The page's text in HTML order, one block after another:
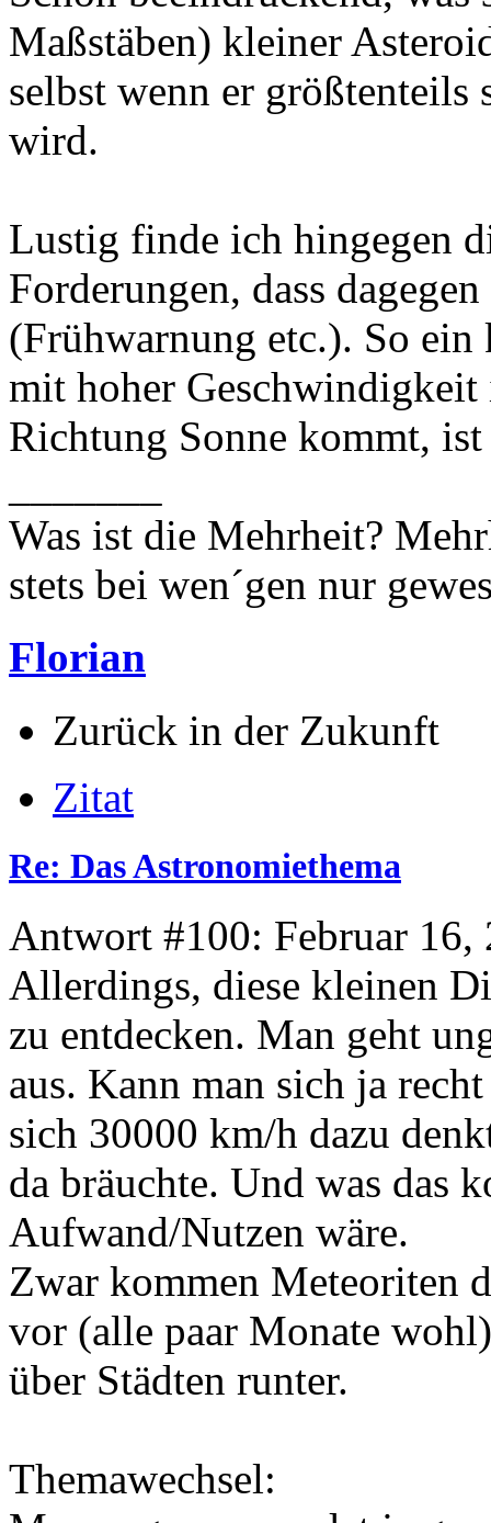
Maßstäben) kleiner
selbst wenn er größtenteils
wird.
Lustig finde ich hingegen
Forderungen, dass
(Frühwarnung etc.). So ein
mit hoher
Richtung Sonne kommt,
Was ist die Mehrheit?
stets bei wen´gen nur
Florian
Zurück in der Zukunft
Zitat
Re: Das Astronomiethema
Antwort #100: Februar 16,
Allerdings, diese kleinen
zu entdecken. Man geht
aus. Kann man sich ja
sich 30000 km/h dazu
da bräuchte. Und was das
Aufwand/Nutzen wäre.
Zwar kommen Meteoriten
vor (alle paar Monate
über Städten runter.
Themawechsel: